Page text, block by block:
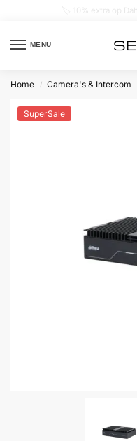
MENU
product…
samenstellen
Home / Camera's & Intercom
SuperSale